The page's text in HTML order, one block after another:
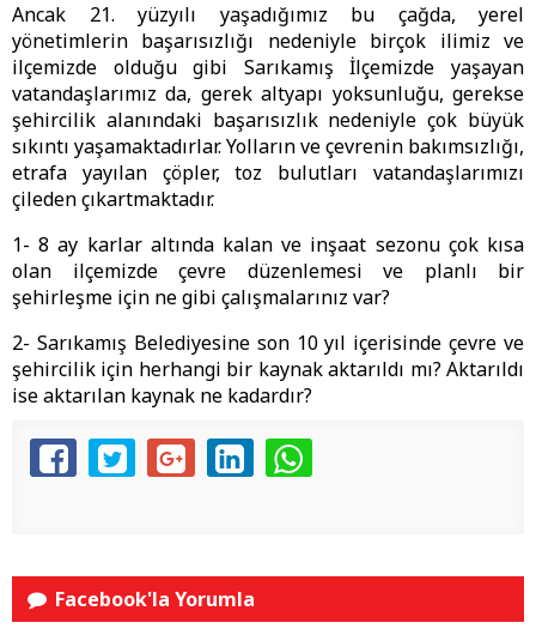
Ancak 21. yüzyılı yaşadığımız bu çağda, yerel
yönetimlerin başarısızlığı nedeniyle birçok ilimiz ve
ilçemizde olduğu gibi Sarıkamış İlçemizde yaşayan
vatandaşlarımız da, gerek altyapı yoksunluğu, gerekse
şehircilik alanındaki başarısızlık nedeniyle çok büyük
sıkıntı yaşamaktadırlar. Yolların ve çevrenin bakımsızlığı,
etrafa yayılan çöpler, toz bulutları vatandaşlarımızı
çileden çıkartmaktadır.
1- 8 ay karlar altında kalan ve inşaat sezonu çok kısa
olan ilçemizde çevre düzenlemesi ve planlı bir
şehirleşme için ne gibi çalışmalarınız var?
2- Sarıkamış Belediyesine son 10 yıl içerisinde çevre ve
şehircilik için herhangi bir kaynak aktarıldı mı? Aktarıldı
ise aktarılan kaynak ne kadardır?
Facebook'la Yorumla